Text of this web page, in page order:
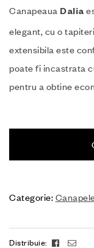
Canapeaua Dalia
elegant, cu o
extensibila este
poate fi incastrata
pentru a obtine
Categorie:
Distribuie: Facebook
Email